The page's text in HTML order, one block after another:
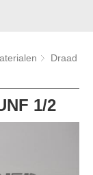
Draad
1/2